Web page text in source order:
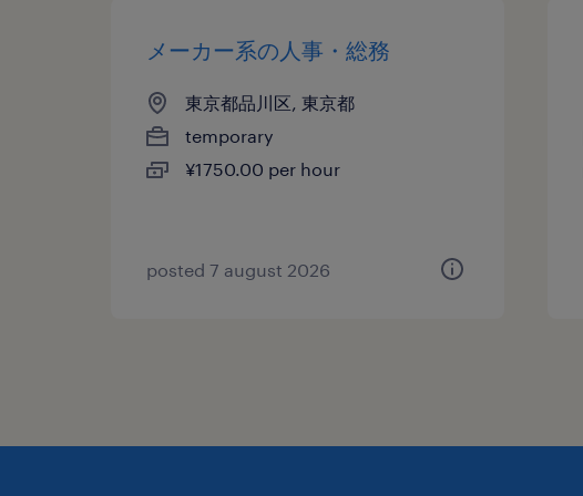
メーカー系の人事・総務
東京都品川区, 東京都
temporary
¥1750.00 per hour
posted 7 august 2026